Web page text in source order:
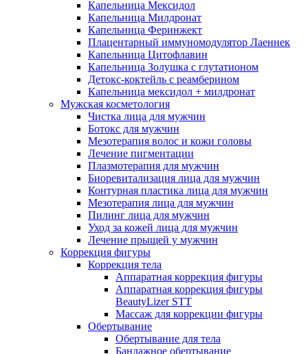
Капельница Мексидол
Капельница Милдронат
Капельница Феринжект
Плацентарный иммуномодулятор Лаеннек
Капельница Цитофлавин
Капельница Золушка с глутатионом
Детокс-коктейль с реамберином
Капельница мексидол + милдронат
Мужская косметология
Чистка лица для мужчин
Ботокс для мужчин
Мезотерапия волос и кожи головы
Лечение пигментации
Плазмотерапия для мужчин
Биоревитализация лица для мужчин
Контурная пластика лица для мужчин
Мезотерапия лица для мужчин
Пилинг лица для мужчин
Уход за кожей лица для мужчин
Лечение прыщей у мужчин
Коррекция фигуры
Коррекция тела
Аппаратная коррекция фигуры
Аппаратная коррекция фигуры
BeautyLizer STT
Массаж для коррекции фигуры
Обертывание
Обертывание для тела
Бандажное обертывание